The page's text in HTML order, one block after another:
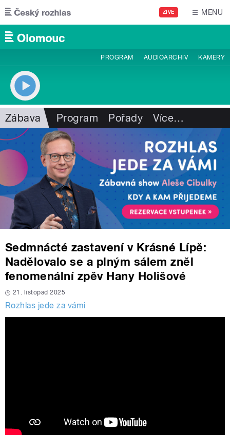
Přejít k hlavnímu obsahu
ŽIVĚ MENU
PROGRAM AUDIOARCHIV KAMERY
Zábava Program Pořady Více…
Sedmnácté zastavení v Krásné Lípě:
Nadělovalo se a plným sálem zněl
fenomenální zpěv Hany Holišové
21. listopad 2025
Rozhlas jede za vámi